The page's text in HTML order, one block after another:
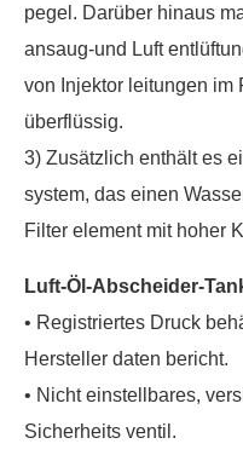
pegel. Darüber hinaus
ansaug-und Luft
von Injektor leitungen im
überflüssig.
3) Zusätzlich enthält es
system, das einen
Filter element mit hoher
Luft-Öl-Abscheider-
• Registriertes Druck
Hersteller daten bericht.
• Nicht einstellbares,
Sicherheits ventil.